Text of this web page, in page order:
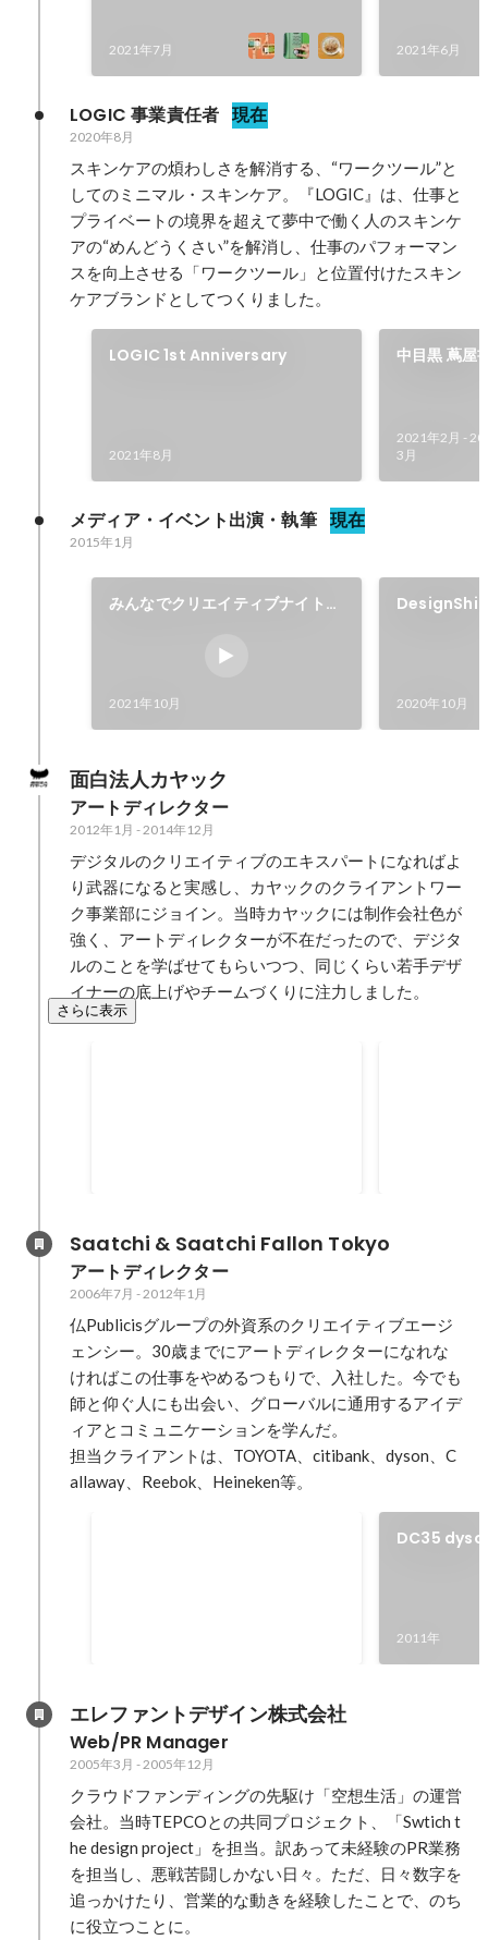
2021年7月 2021年6月
LOGIC 事業責任者 現在
2020年8月
スキンケアの煩わしさを解消する、“ワークツール”と
してのミニマル・スキンケア。『LOGIC』は、仕事と
プライベートの境界を超えて夢中で働く人のスキンケ
アの“めんどうくさい”を解消し、仕事のパフォーマン
スを向上させる「ワークツール」と位置付けたスキン
ケアブランドとしてつくりました。
LOGIC 1st Anniversary
2021年8月
中目黒 蔦屋
2021年2月 -
3月
メディア・イベント出演・執筆 現在
2015年1月
みんなでクリエイティブナイト
2021年10月 2020年10月
面白法人カヤック
アートディレクター
2012年1月 -2014年12月
デジタルのクリエイティブのエキスパートになればよ
り武器になると実感し、カヤックのクライアントワー
ク事業部にジョイン。当時カヤックには制作会社色が
強く、アートディレクターが不在だったので、デジタ
ルのことを学ばせてもらいつつ、同じくらい若手デザ
イナーの底上げやチームづくりに注力しました。
さらに表示
Saatchi & Saatchi Fallon Tokyo
アートディレクター
2006年7月 -2012年1月
仏Publicisグループの外資系のクリエイティブエージ
ェンシー。30歳までにアートディレクターになれな
ければこの仕事をやめるつもりで、入社した。今でも
師と仰ぐ人にも出会い、グローバルに通用するアイデ
ィアとコミュニケーションを学んだ。
担当クライアントは、TOYOTA、citibank、dyson、C
allaway、Reebok、Heineken等。
頃あたりからマス広告は曲がり角
に立たされはじめました。その一
方で、自分の上司や業界の先輩方
はあくまでマス広告に強いこだわ
りを持ち続けていたので、このま
まではチャンスが回ってくる前に
将来淘汰されるのではないかとい
う危機感を抱き、チャンスが多い
デジタルの領域に飛び込む決意を
DC35
2011年
エレファントデザイン株式会社
Web/PR Manager
2005年3月 -2005年12月
クラウドファンディングの先駆け「空想生活」の運営
会社。当時TEPCOとの共同プロジェクト、「Swtich t
he design project」を担当。訳あって未経験のPR業務
を担当し、悪戦苦闘しかない日々。ただ、日々数字を
追っかけたり、営業的な動きを経験したことで、のち
に役立つことに。